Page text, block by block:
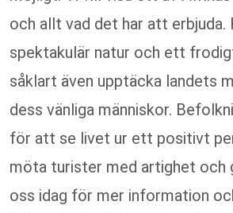
och allt vad det har att erbjuda.
spektakulär natur och ett
såklart även upptäcka landets
dess vänliga människor.
för att se livet ur ett positivt
möta turister med artighet och
oss idag för mer information